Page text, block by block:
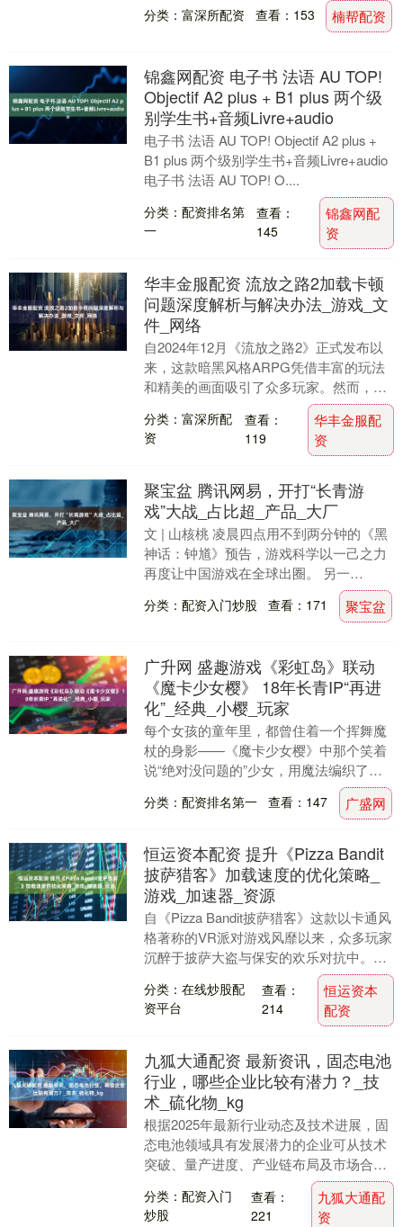
们并没有像其他....
分类：富深所配资 查看：153 楠帮配资
锦鑫网配资 电子书 法语 AU TOP!
Objectif A2 plus + B1 plus 两个级
别学生书+音频Livre+audio
电子书 法语 AU TOP! Objectif A2 plus +
B1 plus 两个级别学生书+音频Livre+audio
电子书 法语 AU TOP! O....
分类：配资排名第
一
查看：
145
锦鑫网配
资
华丰金服配资 流放之路2加载卡顿
问题深度解析与解决办法_游戏_文
件_网络
自2024年12月《流放之路2》正式发布以
来，这款暗黑风格ARPG凭借丰富的玩法
和精美的画面吸引了众多玩家。然而，许
多玩家反映在启动游戏时会遇到卡在加载
环节、页....
分类：富深所配
资
查看：
119
华丰金服配
资
聚宝盆 腾讯网易，开打“长青游
戏”大战_占比超_产品_大厂
文 | 山核桃 凌晨四点用不到两分钟的《黑
神话：钟馗》预告，游戏科学以一己之力
再度让中国游戏在全球出圈。 另一
边，“艳羡”的游戏大厂腾讯和网易也在开
打一场新战役....
分类：配资入门炒股 查看：171 聚宝盆
广升网 盛趣游戏《彩虹岛》联动
《魔卡少女樱》 18年长青IP“再进
化”_经典_小樱_玩家
每个女孩的童年里，都曾住着一个挥舞魔
杖的身影——《魔卡少女樱》中那个笑着
说“绝对没问题的”少女，用魔法编织了无
数人关于勇气与美好的回忆。这个夏天，
这场跨越时空的....
分类：配资排名第一 查看：147 广盛网
恒运资本配资 提升《Pizza Bandit
披萨猎客》加载速度的优化策略_
游戏_加速器_资源
自《Pizza Bandit披萨猎客》这款以卡通风
格著称的VR派对游戏风靡以来，众多玩家
沉醉于披萨大盗与保安的欢乐对抗中。然
而，不少用户反馈在游戏启动时遭遇缓
慢....
分类：在线炒股配
资平台
查看：
214
恒运资本
配资
九狐大通配资 最新资讯，固态电池
行业，哪些企业比较有潜力？_技
术_硫化物_kg
根据2025年最新行业动态及技术进展，固
态电池领域具有发展潜力的企业可从技术
突破、量产进度、产业链布局及市场合作
等维度综合评估。以下结合权威榜单、量
产进展及技术....
分类：配资入门
炒股
查看：
221
九狐大通配
资